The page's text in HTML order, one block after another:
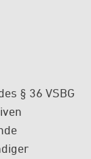
§ 36 VSBG